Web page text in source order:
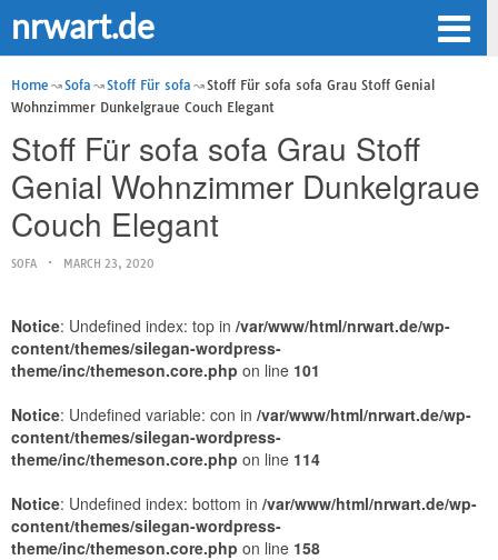
nrwart.de
Home Sofa Stoff Für sofa
Stoff Für sofa sofa Grau Stoff Genial
Wohnzimmer Dunkelgraue Couch Elegant
Stoff Für sofa sofa Grau Stoff
Genial Wohnzimmer Dunkelgraue
Couch Elegant
SOFA MARCH 23, 2020
Notice: Undefined index: top in /var/www/html/nrwart.de/wp-
content/themes/silegan-wordpress-
theme/inc/themeson.core.php on line 101
Notice: Undefined variable: con in /var/www/html/nrwart.de/wp-
content/themes/silegan-wordpress-
theme/inc/themeson.core.php on line 114
Notice: Undefined index: bottom in /var/www/html/nrwart.de/wp-
content/themes/silegan-wordpress-
theme/inc/themeson.core.php on line 158